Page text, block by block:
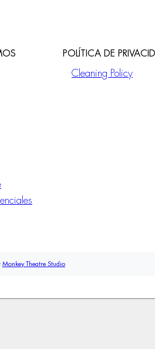
POLÍTICA DE
Cleaning Policy
Monkey Theatre Studio